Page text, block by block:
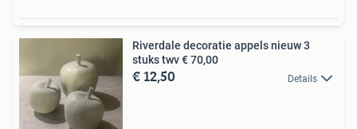
Riverdale decoratie appels nieuw 3
stuks twv € 70,00
€ 12,50 Details